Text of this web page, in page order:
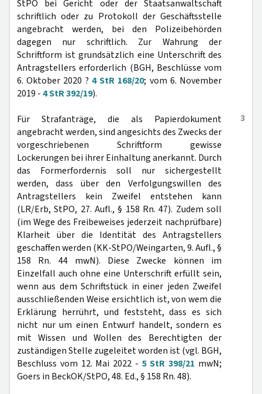
StPO bei Gericht oder der Staatsanwaltschaft
schriftlich oder zu Protokoll der Geschäftsstelle
angebracht werden, bei den Polizeibehörden
dagegen nur schriftlich. Zur Wahrung der
Schriftform ist grundsätzlich eine Unterschrift des
Antragstellers erforderlich (BGH, Beschlüsse vom
6. Oktober 2020 ? 4 StR 168/20; vom 6. November
2019 -4 StR 392/19).
3
Für Strafanträge, die als Papierdokument
angebracht werden, sind angesichts des Zwecks der
vorgeschriebenen Schriftform gewisse
Lockerungen bei ihrer Einhaltung anerkannt. Durch
das Formerfordernis soll nur sichergestellt
werden, dass über den Verfolgungswillen des
Antragstellers kein Zweifel entstehen kann
(LR/Erb, StPO, 27. Aufl., § 158 Rn. 47). Zudem soll
(im Wege des Freibeweises jederzeit nachprüfbare)
Klarheit über die Identität des Antragstellers
geschaffen werden (KK-StPO/Weingarten, 9. Aufl., §
158 Rn. 44 mwN). Diese Zwecke können im
Einzelfall auch ohne eine Unterschrift erfüllt sein,
wenn aus dem Schriftstück in einer jeden Zweifel
ausschließenden Weise ersichtlich ist, von wem die
Erklärung herrührt, und feststeht, dass es sich
nicht nur um einen Entwurf handelt, sondern es
mit Wissen und Wollen des Berechtigten der
zuständigen Stelle zugeleitet worden ist (vgl. BGH,
Beschluss vom 12. Mai 2022 - 5 StR 398/21 mwN;
Goers in BeckOK/StPO, 48. Ed., § 158 Rn. 48).